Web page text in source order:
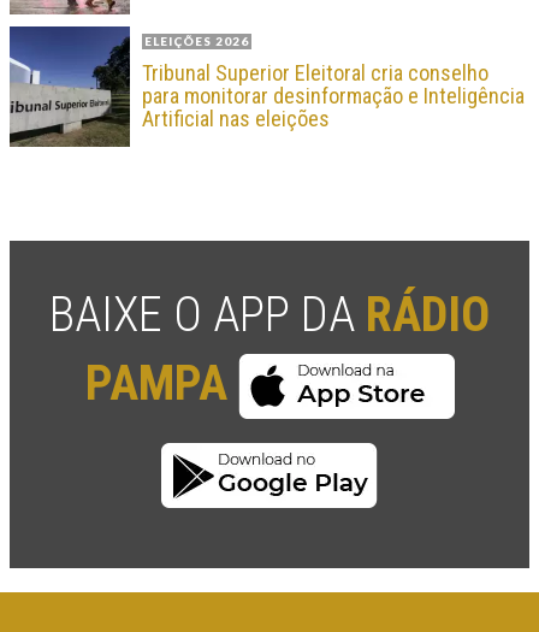
ELEIÇÕES 2026
Tribunal Superior Eleitoral cria conselho
para monitorar desinformação e Inteligência
Artificial nas eleições
BAIXE O APP DA RÁDIO
PAMPA